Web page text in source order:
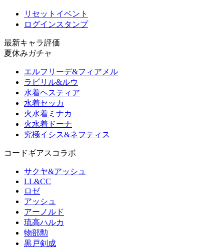
リセットイベント
ログインスタンプ
最新キャラ評価
夏休みガチャ
エルフリーデ&フィアメル
ラビリル&ルウ
水着ヘスティア
水着セッカ
火水着ミナカ
火水着ドーナ
究極イシス&ネフティス
コードギアスコラボ
サクヤ&アッシュ
LL&CC
ロゼ
アッシュ
アーノルド
琉高ハルカ
物部勲
黒戸剣成